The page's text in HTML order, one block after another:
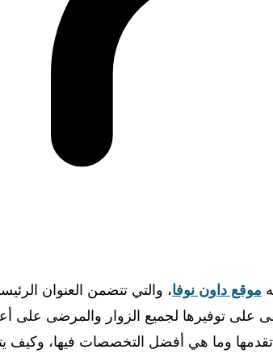
موقع داون نوفا، والتي تتضمن العنوان
على توفيرها لجميع الزوار والمرضى على
وما هي أفضل التخصصات فيها، وكيف